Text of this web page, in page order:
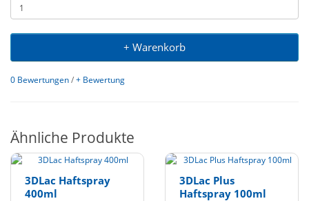
+ Warenkorb
0 Bewertungen/+ Bewertung
Ähnliche Produkte
3DLac Haftspray
400ml
3DLac Plus
Haftspray 100ml